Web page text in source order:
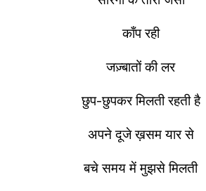
काँप रही
जज़्बातों की लर
छुप-छुपकर मिलती रहती है
अपने दूजे ख़सम यार से
बचे समय में मुझसे मिलती